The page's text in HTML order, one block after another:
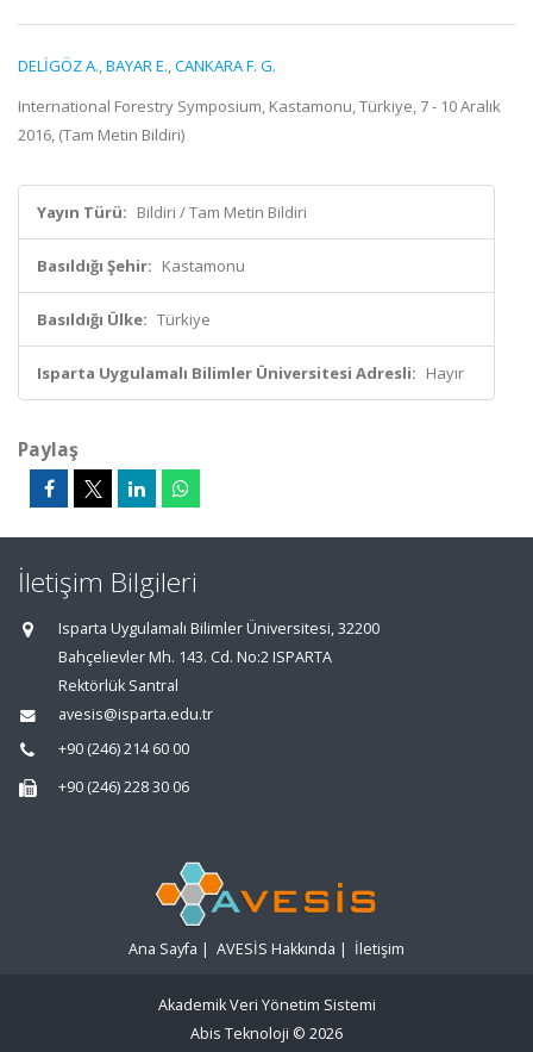
DELİGÖZ A.,BAYAR E.,CANKARA F. G.
International Forestry Symposium, Kastamonu, Türkiye, 7 - 10 Aralık
2016, (Tam Metin Bildiri)
Yayın Türü: Bildiri / Tam Metin Bildiri
Basıldığı Şehir: Kastamonu
Basıldığı Ülke: Türkiye
Isparta Uygulamalı Bilimler Üniversitesi Adresli: Hayır
Paylaş
İletişim Bilgileri
Isparta Uygulamalı Bilimler Üniversitesi, 32200
Bahçelievler Mh. 143. Cd. No:2 ISPARTA
Rektörlük Santral
avesis@isparta.edu.tr
+90 (246) 214 60 00
+90 (246) 228 30 06
Ana Sayfa | AVESİS Hakkında | İletişim
Akademik Veri Yönetim Sistemi
Abis Teknoloji © 2026